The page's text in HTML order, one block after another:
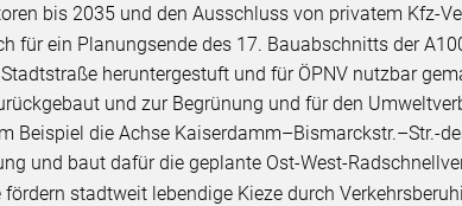
bis 2035 und den Ausschluss von privatem Kfz-
für ein Planungsende des 17. Bauabschnitts der
heruntergestuft und für ÖPNV nutzbar
und zur Begrünung und für den
Beispiel die Achse Kaiserdamm–Bismarckstr.–Str.-
und baut dafür die geplante Ost-West-
fördern stadtweit lebendige Kieze durch